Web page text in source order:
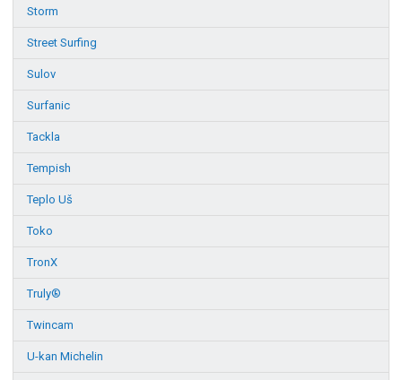
Storm
Street Surfing
Sulov
Surfanic
Tackla
Tempish
Teplo Uš
Toko
TronX
Truly®
Twincam
U-kan Michelin